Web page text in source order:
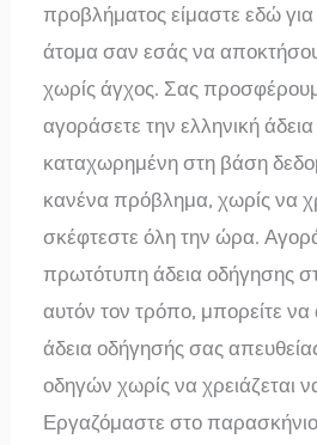
προβλήματος είμαστε εδώ
άτομα σαν εσάς να
χωρίς άγχος. Σας
αγοράσετε την ελληνική
καταχωρημένη στη βάση
κανένα πρόβλημα, χωρίς να
σκέφτεστε όλη την ώρα.
πρωτότυπη άδεια οδήγησης
αυτόν τον τρόπο, μπορείτε
άδεια οδήγησής σας
οδηγών χωρίς να χρειάζεται
Εργαζόμαστε στο